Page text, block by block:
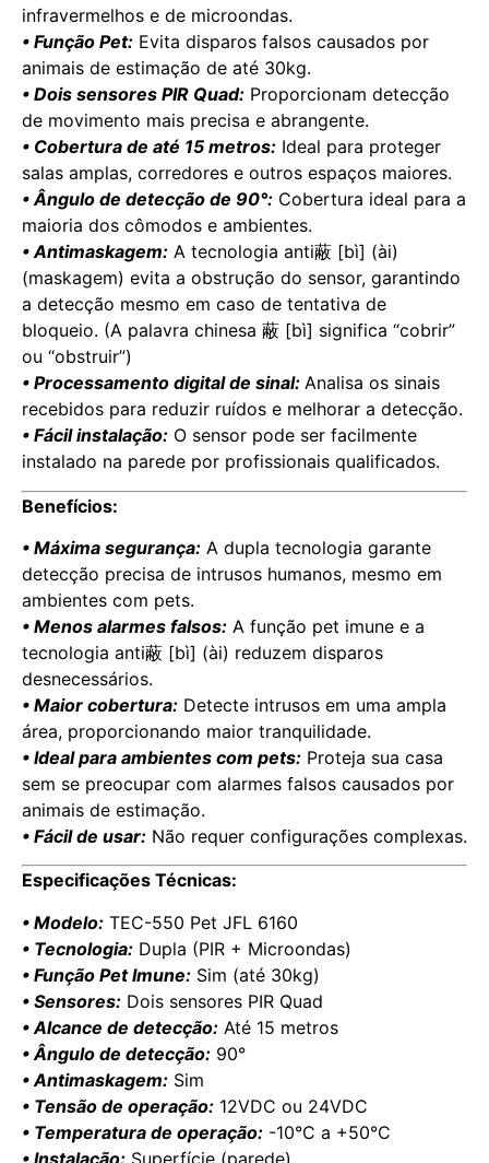
infravermelhos e de microondas.
• Função Pet: Evita disparos falsos causados por
animais de estimação de até 30kg.
• Dois sensores PIR Quad: Proporcionam detecção
de movimento mais precisa e abrangente.
• Cobertura de até 15 metros: Ideal para proteger
salas amplas, corredores e outros espaços maiores.
• Ângulo de detecção de 90°: Cobertura ideal para a
maioria dos cômodos e ambientes.
• Antimaskagem: A tecnologia anti蔽 [bì] (ài)
(maskagem) evita a obstrução do sensor, garantindo
a detecção mesmo em caso de tentativa de
bloqueio. (A palavra chinesa 蔽 [bì] significa “cobrir”
ou “obstruir”)
• Processamento digital de sinal: Analisa os sinais
recebidos para reduzir ruídos e melhorar a detecção.
• Fácil instalação: O sensor pode ser facilmente
instalado na parede por profissionais qualificados.
Benefícios:
• Máxima segurança: A dupla tecnologia garante
detecção precisa de intrusos humanos, mesmo em
ambientes com pets.
• Menos alarmes falsos: A função pet imune e a
tecnologia anti蔽 [bì] (ài) reduzem disparos
desnecessários.
• Maior cobertura: Detecte intrusos em uma ampla
área, proporcionando maior tranquilidade.
• Ideal para ambientes com pets: Proteja sua casa
sem se preocupar com alarmes falsos causados por
animais de estimação.
• Fácil de usar: Não requer configurações complexas.
Especificações Técnicas:
• Modelo: TEC-550 Pet JFL 6160
• Tecnologia: Dupla (PIR + Microondas)
• Função Pet Imune: Sim (até 30kg)
• Sensores: Dois sensores PIR Quad
• Alcance de detecção: Até 15 metros
• Ângulo de detecção: 90°
• Antimaskagem: Sim
• Tensão de operação: 12VDC ou 24VDC
• Temperatura de operação: -10°C a +50°C
• Instalação: Superfície (parede)